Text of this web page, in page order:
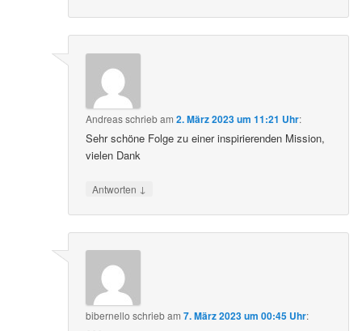
Andreasschriebam2. März 2023 um 11:21 Uhr:
Sehr schöne Folge zu einer inspirierenden Mission,
vielen Dank
Antworten ↓
bibernello schriebam7. März 2023 um 00:45 Uhr: